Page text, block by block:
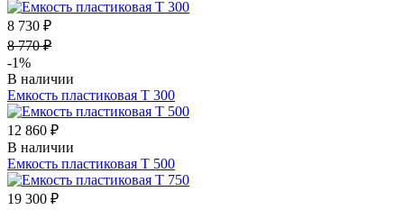
8 730 ₽
8 770 ₽
-1%
В наличии
Емкость пластиковая Т 300
12 860 ₽
В наличии
Емкость пластиковая Т 500
19 300 ₽